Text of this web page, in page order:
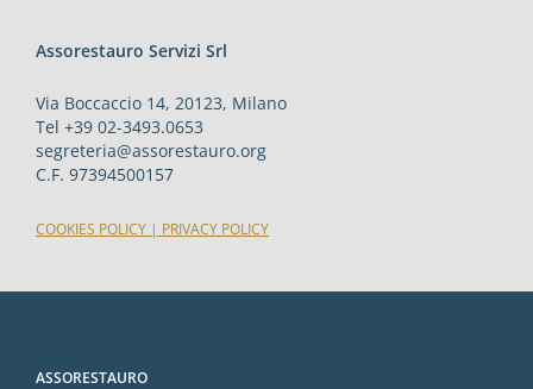
Assorestauro Servizi Srl
Via Boccaccio 14, 20123, Milano
Tel +39 02-3493.0653
segreteria@assorestauro.org
C.F. 97394500157
COOKIES POLICY | PRIVACY POLICY
ASSORESTAURO